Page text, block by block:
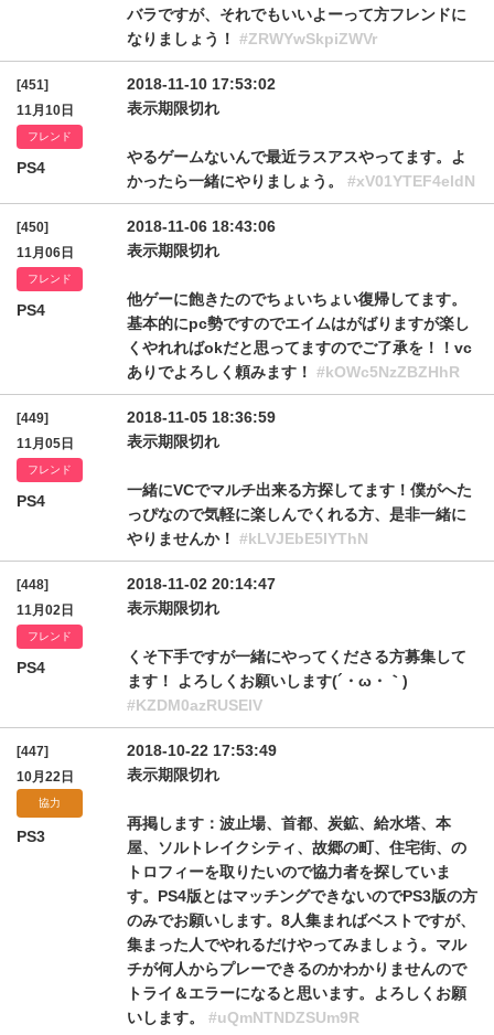
バラですが、それでもいいよーって方フレンドに
なりましょう！ #ZRWYwSkpiZWVr
[451]
11月10日
フレンド
PS4
2018-11-10 17:53:02
表示期限切れ
やるゲームないんで最近ラスアスやってます。よ
かったら一緒にやりましょう。 #xV01YTEF4eldN
[450]
11月06日
フレンド
PS4
2018-11-06 18:43:06
表示期限切れ
他ゲーに飽きたのでちょいちょい復帰してます。
基本的にpc勢ですのでエイムはがばりますが楽し
くやれればokだと思ってますのでご了承を！！vc
ありでよろしく頼みます！ #kOWc5NzZBZHhR
[449]
11月05日
フレンド
PS4
2018-11-05 18:36:59
表示期限切れ
一緒にVCでマルチ出来る方探してます！僕がへた
っぴなので気軽に楽しんでくれる方、是非一緒に
やりませんか！ #kLVJEbE5IYThN
[448]
11月02日
フレンド
PS4
2018-11-02 20:14:47
表示期限切れ
くそ下手ですが一緒にやってくださる方募集して
ます！ よろしくお願いします(´・ω・｀)
#KZDM0azRUSElV
[447]
10月22日
協力
PS3
2018-10-22 17:53:49
表示期限切れ
再掲します：波止場、首都、炭鉱、給水塔、本
屋、ソルトレイクシティ、故郷の町、住宅街、の
トロフィーを取りたいので協力者を探していま
す。PS4版とはマッチングできないのでPS3版の方
のみでお願いします。8人集まればベストですが、
集まった人でやれるだけやってみましょう。マル
チが何人からプレーできるのかわかりませんので
トライ＆エラーになると思います。よろしくお願
いします。 #uQmNTNDZSUm9R